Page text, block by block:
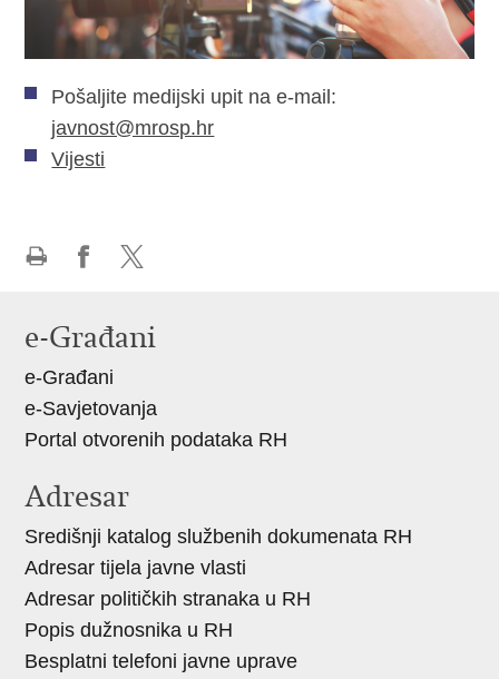
Pošaljite medijski upit na e-mail:
javnost@mrosp.hr
Vijesti
Facebooku
X-
e-Građani
e-Građani
e-Savjetovanja
Portal otvorenih podataka RH
Adresar
Središnji katalog službenih dokumenata RH
Adresar tijela javne vlasti
Adresar političkih stranaka u RH
Popis dužnosnika u RH
Besplatni telefoni javne uprave